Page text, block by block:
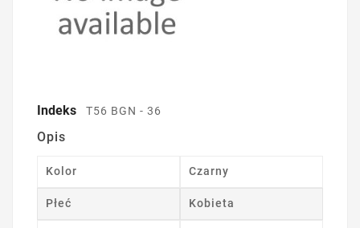
Indeks T56 BGN - 36
Opis
Kolor Czarny
Płeć Kobieta